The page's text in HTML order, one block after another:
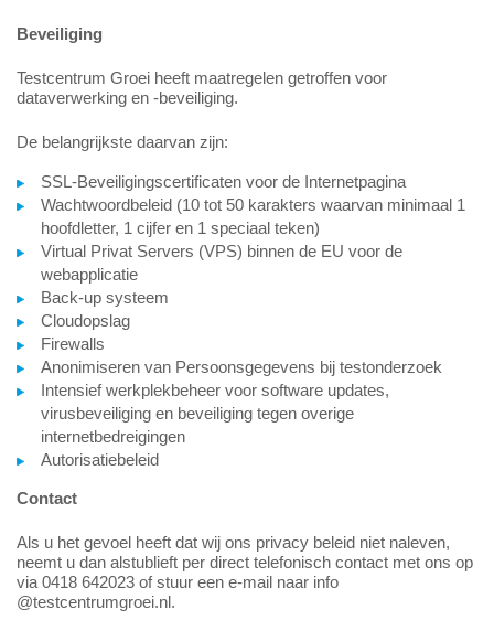
Beveiliging
Testcentrum Groei heeft maatregelen getroffen voor
dataverwerking en -beveiliging.
De belangrijkste daarvan zijn:
SSL-Beveiligingscertificaten voor de Internetpagina
Wachtwoordbeleid (10 tot 50 karakters waarvan minimaal 1
hoofdletter, 1 cijfer en 1 speciaal teken)
Virtual Privat Servers (VPS) binnen de EU voor de
webapplicatie
Back-up systeem
Cloudopslag
Firewalls
Anonimiseren van Persoonsgegevens bij testonderzoek
Intensief werkplekbeheer voor software updates,
virusbeveiliging en beveiliging tegen overige
internetbedreigingen
Autorisatiebeleid
Contact
Als u het gevoel heeft dat wij ons privacy beleid niet naleven,
neemt u dan alstublieft per direct telefonisch contact met ons op
via 0418 642023 of stuur een e-mail naar info
@testcentrumgroei.nl.